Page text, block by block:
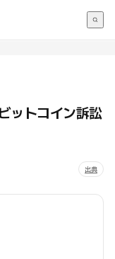
ットコイン訴訟
出典